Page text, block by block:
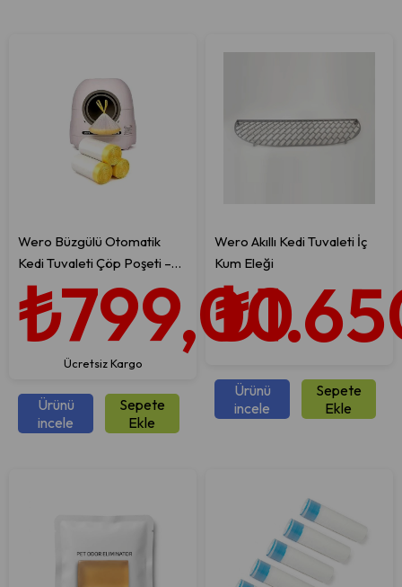
Wero Büzgülü Otomatik
Kedi Tuvaleti Çöp Poşeti –
3'lü Rulo / 30 Adet (Pro
Model Uyumlu)
₺799,00
Sepete
Ekle
Ürünü
incele
Ücretsiz Kargo
Wero Akıllı Kedi Tuvaleti İç
Kum Eleği
Sepete
Ekle
Ürünü
incele